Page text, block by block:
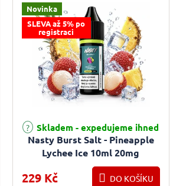
Novinka
SLEVA až 5% po
registraci
Nasty Burst Salt - Pineapple
Lychee Ice 10ml 20mg
Skladem - expedujeme ihned
229 Kč DO KOŠÍKU